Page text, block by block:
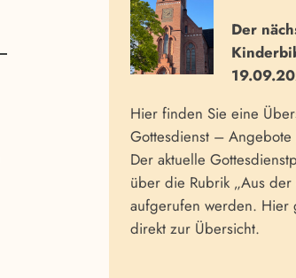
Der
Hier finden Sie eine
Gottesdienst –
Der aktuelle
über die Rubrik „Aus der
aufgerufen werden. Hier
direkt zur Übersicht.